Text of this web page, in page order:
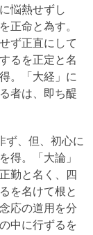
悩熱せずし
正命と為す。
ず正直にして
るを正定と名
。「大経」に
者は、即ち醍
ず、但、初心に
得。「大論」
勤と名く、四
を名けて根と
応の道用を分
中に行ずるを